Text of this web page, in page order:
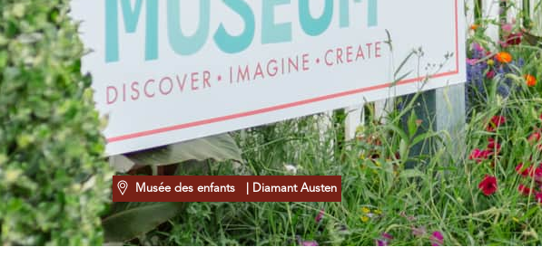
Musée des enfants | Diamant Austen